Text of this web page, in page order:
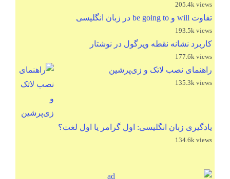
205.4k views
تفاوت will و be going to در زبان انگلیسی
193.5k views
کاربرد نشانه نقطه ویرگول در نوشتار
177.6k views
راهنمای نصب لاتک و زی‌پرشین
135.3k views
یادگیری زبان انگلیسی: اول گرامر یا اول لغت؟
134.6k views